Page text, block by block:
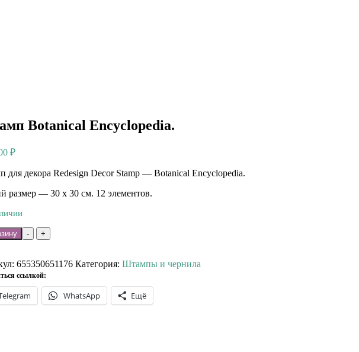
Botanical Encyclopedia.
₽
для декора Redesign Decor Stamp — Botanical Encyclopedia.
размер — 30 х 30 см. 12 элементов.
- +
655350651176 Категория: Штампы и чернила
ссылкой:
WhatsApp Ещё